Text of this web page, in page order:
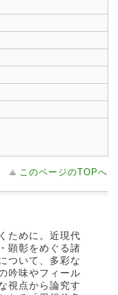
このページのTOPへ
ために。近現代
顕彰をめぐる諸
ついて、多彩な
吟味やフィール
視点から論究す